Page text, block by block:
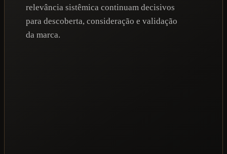
relevância sistêmica continuam decisivos
para descoberta, consideração e validação
da marca.